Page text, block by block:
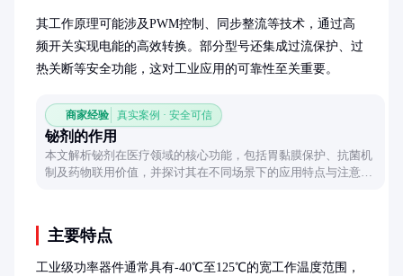
其工作原理可能涉及PWM控制、同步整流等技术，通过高
频开关实现电能的高效转换。部分型号还集成过流保护、过
热关断等安全功能，这对工业应用的可靠性至关重要。
商家经验 真实案例 · 安全可信
铋剂的作用
本文解析铋剂在医疗领域的核心功能，包括胃黏膜保护、抗菌机
制及药物联用价值，并探讨其在不同场景下的应用特点与注意事
主要特点
工业级功率器件通常具有-40℃至125℃的宽工作温度范围，